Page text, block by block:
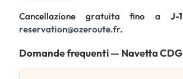
Cancellazione gratuita fino a J-1
reservation@ozeroute.fr.
Domande frequenti — Navetta CDG